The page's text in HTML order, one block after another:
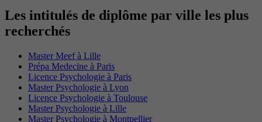
Les intitulés de diplôme par ville les plus
recherchés
Master Meef à Lille
Prépa Medecine à Paris
Licence Psychologie à Paris
Master Psychologie à Lyon
Licence Psychologie à Toulouse
Master Psychologie à Lille
Master Psychologie à Montpellier